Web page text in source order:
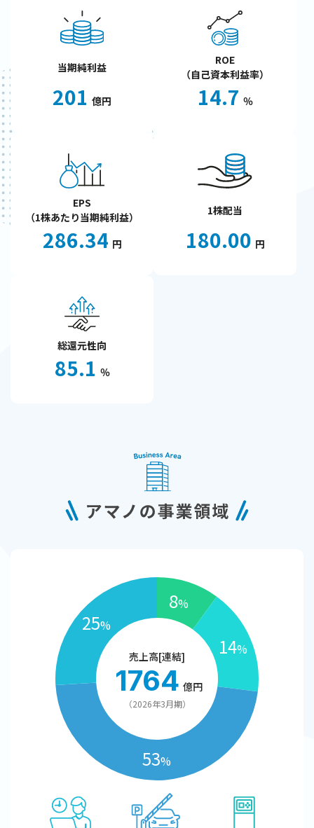
当期純利益
201 億円
ROE
（自己資本利益率）
14.7 ％
EPS
（1株あたり当期純利益）
286.34 円
1株配当
180.00 円
総還元性向
85.1 ％
売上高[連結]
1764 億円
（2026年3月期）
53%
25%
14%
8%